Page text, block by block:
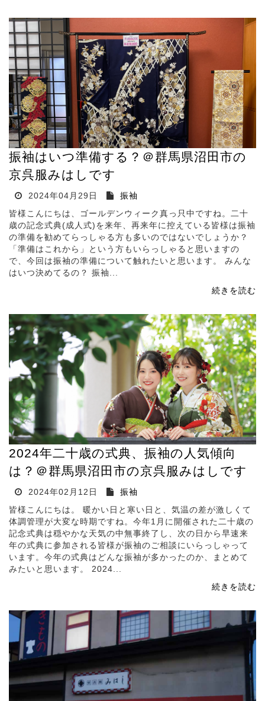
振袖はいつ準備する？＠群馬県沼田市の
京呉服みはしです
2024年04月29日
振袖
皆様こんにちは、ゴールデンウィーク真っ只中ですね。二十
歳の記念式典(成人式)を来年、再来年に控えている皆様は振袖
の準備を勧めてらっしゃる方も多いのではないでしょうか？
「準備はこれから」という方もいらっしゃると思いますの
で、今回は振袖の準備について触れたいと思います。 みんな
はいつ決めてるの？ 振袖...
続きを読む
2024年二十歳の式典、振袖の人気傾向
は？＠群馬県沼田市の京呉服みはしです
2024年02月12日
振袖
皆様こんにちは。 暖かい日と寒い日と、気温の差が激しくて
体調管理が大変な時期ですね。今年1月に開催された二十歳の
記念式典は穏やかな天気の中無事終了し、次の日から早速来
年の式典に参加される皆様が振袖のご相談にいらっしゃって
います。今年の式典はどんな振袖が多かったのか、まとめて
みたいと思います。 2024...
続きを読む